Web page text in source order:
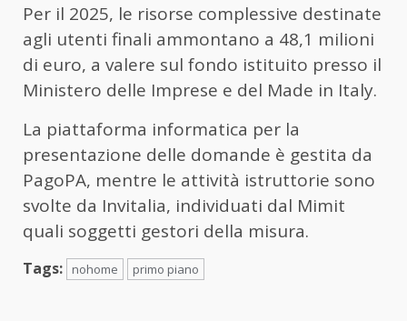
Per il 2025, le risorse complessive destinate
agli utenti finali ammontano a 48,1 milioni
di euro, a valere sul fondo istituito presso il
Ministero delle Imprese e del Made in Italy.
La piattaforma informatica per la
presentazione delle domande è gestita da
PagoPA, mentre le attività istruttorie sono
svolte da Invitalia, individuati dal Mimit
quali soggetti gestori della misura.
Tags: nohome primo piano